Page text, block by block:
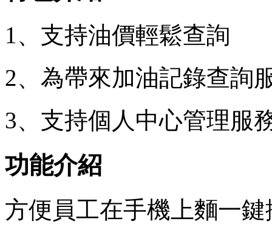
1、支持油價輕鬆查詢
2、為帶來加油記錄查詢
3、支持個人中心管理服
功能介紹
方便員工在手機上麵一